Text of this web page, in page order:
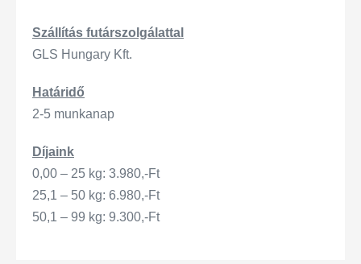
Szállítás futárszo lgálattal
GLS Hungary Kft.
Határidő
2-5 munkanap
Díjaink
0,00 – 25 kg: 3.980,-Ft
25,1 – 50 kg: 6.980,-Ft
50,1 – 99 kg: 9.300,-Ft